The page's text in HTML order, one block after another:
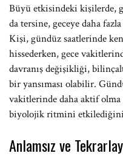
Büyü etkisindeki kişilerde,
da tersine, geceye daha
Kişi, gündüz saatlerinde
hissederken, gece
davranış değişikliği,
bir yansıması olabilir.
vakitlerinde daha aktif
biyolojik ritmini
Anlamsız ve